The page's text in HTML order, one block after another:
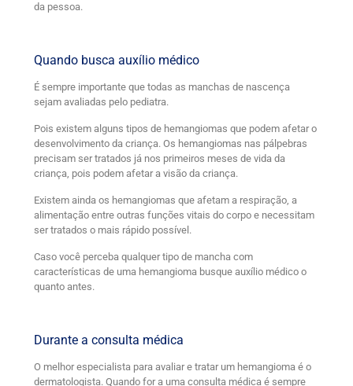
da pessoa.
Quando busca auxílio médico
É sempre importante que todas as manchas de nascença
sejam avaliadas pelo pediatra.
Pois existem alguns tipos de hemangiomas que podem afetar o
desenvolvimento da criança. Os hemangiomas nas pálpebras
precisam ser tratados já nos primeiros meses de vida da
criança, pois podem afetar a visão da criança.
Existem ainda os hemangiomas que afetam a respiração, a
alimentação entre outras funções vitais do corpo e necessitam
ser tratados o mais rápido possível.
Caso você perceba qualquer tipo de mancha com
características de uma hemangioma busque auxílio médico o
quanto antes.
Durante a consulta médica
O melhor especialista para avaliar e tratar um hemangioma é o
dermatologista. Quando for a uma consulta médica é sempre